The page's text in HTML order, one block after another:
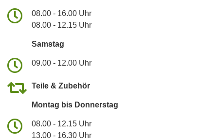
08.00 - 16.00 Uhr
08.00 - 12.15 Uhr
Samstag
09.00 - 12.00 Uhr
Teile & Zubehör
Montag bis Donnerstag
08.00 - 12.15 Uhr
13.00 - 16.30 Uhr